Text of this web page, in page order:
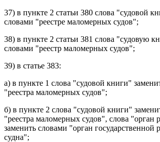
37) в пункте 2 статьи 380 слова "судовой
словами "реестре маломерных судов";
38) в пункте 2 статьи 381 слова "судовую
словами "реестр маломерных судов";
39) в статье 383:
а) в пункте 1 слова "судовой книги"
"реестра маломерных судов";
б) в пункте 2 слова "судовой книги"
"реестра маломерных судов", слова "орган
заменить словами "орган государственной
судна";